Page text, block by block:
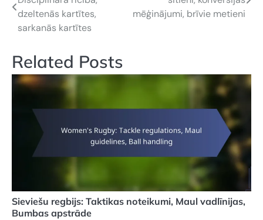
navigation
dzeltenās kartītes,
sarkanās kartītes
mēģinājumi, brīvie metieni
Related Posts
Sieviešu regbijs: Taktikas noteikumi, Maul vadlīnijas,
Bumbas apstrāde